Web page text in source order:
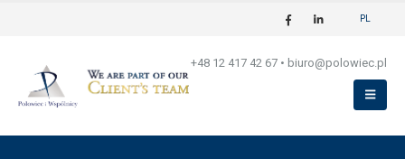
PL
+48 12 417 42 67 • biuro@polowiec.pl